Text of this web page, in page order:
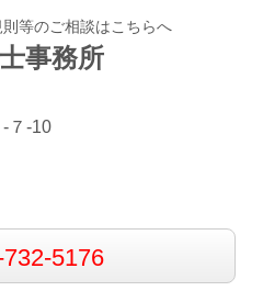
等のご相談はこちらへ
事務所
７-10
5176